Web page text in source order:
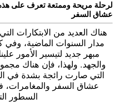
لرحلة مريحة وممتعة تعرف على هذه
عشاق السفر
هناك العديد من الابتكارات
مدار السنوات الماضية،
مبهر جديد لتيسير الأمور
والجهد. ولهذا، فإن هناك
التي صارت رائجة بشدة في
عشاق السفر والمغامرات،
السطور